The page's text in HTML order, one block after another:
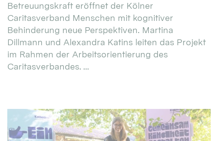
Betreuungskraft eröffnet der Kölner
Caritasverband Menschen mit kognitiver
Behinderung neue Perspektiven. Martina
Dillmann und Alexandra Katins leiten das Projekt
im Rahmen der Arbeitsorientierung des
Caritasverbandes. ...